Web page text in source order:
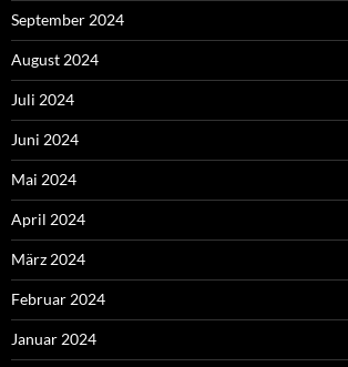
September 2024
August 2024
Juli 2024
Juni 2024
Mai 2024
April 2024
März 2024
Februar 2024
Januar 2024